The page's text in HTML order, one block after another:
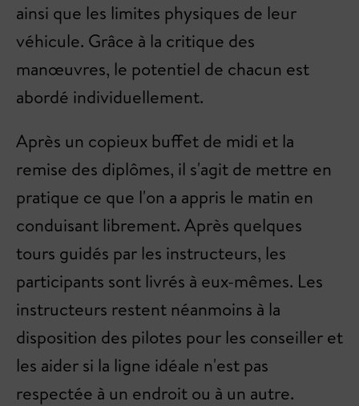
ainsi que les limites physiques de leur
véhicule. Grâce à la critique des
manœuvres, le potentiel de chacun est
abordé individuellement.
Après un copieux buffet de midi et la
remise des diplômes, il s'agit de mettre en
pratique ce que l'on a appris le matin en
conduisant librement. Après quelques
tours guidés par les instructeurs, les
participants sont livrés à eux-mêmes. Les
instructeurs restent néanmoins à la
disposition des pilotes pour les conseiller et
les aider si la ligne idéale n'est pas
respectée à un endroit ou à un autre.